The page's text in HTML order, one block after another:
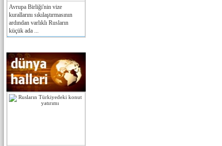
Avrupa Birliği'nin vize
kurallarını sıkılaştırmasının
ardından varlıklı Rusların
küçük ada ...